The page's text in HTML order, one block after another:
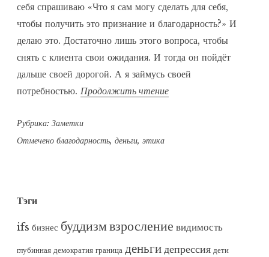
о
в
себя спрашиваю «Что я сам могу сделать для себя,
чтобы получить это признание и благодарность?» И
делаю это. Достаточно лишь этого вопроса, чтобы
снять с клиента свои ожидания. И тогда он пойдёт
дальше своей дорогой. А я займусь своей
потребностью. Продолжить чтение«Мы
Рубрика: Заметки
Отмечено благодарность, деньги, этика
Тэги
ifs бизнес буддизмвзросление видимость
глубинная демократия граница деньгидепрессия дети